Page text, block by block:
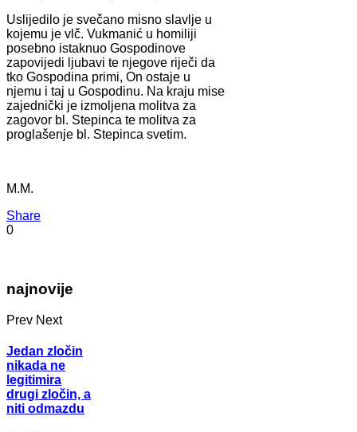
Uslijedilo je svečano misno slavlje u
kojemu je vlč. Vukmanić u homiliji
posebno istaknuo Gospodinove
zapovijedi ljubavi te njegove riječi da
tko Gospodina primi, On ostaje u
njemu i taj u Gospodinu. Na kraju mise
zajednički je izmoljena molitva za
zagovor bl. Stepinca te molitva za
proglašenje bl. Stepinca svetim.
M.M.
Share
0
najnovije
Prev Next
Jedan zločin
nikada ne
legitimira
drugi zločin, a
niti odmazdu